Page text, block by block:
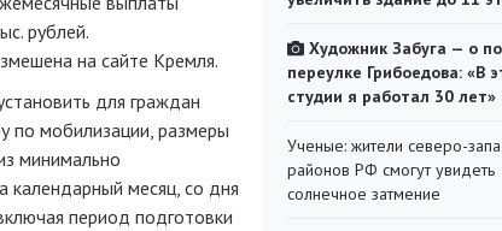
рублей.
на сайте Кремля.
для граждан
по мобилизации, размеры
минимально
календарный месяц, со дня
период подготовки
Художник Забуга — о
переулке Грибоедова: «В
студии я работал 30 лет»
Ученые: жители северо-
районов РФ смогут увидеть
солнечное затмение